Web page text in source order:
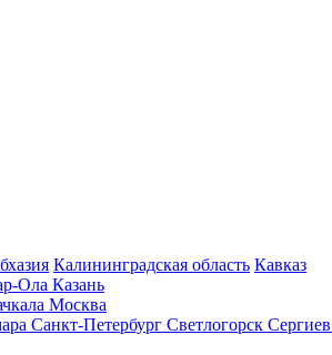
Калининградская область Кавказ
Ола Казань
Москва
Санкт-Петербург Светлогорск